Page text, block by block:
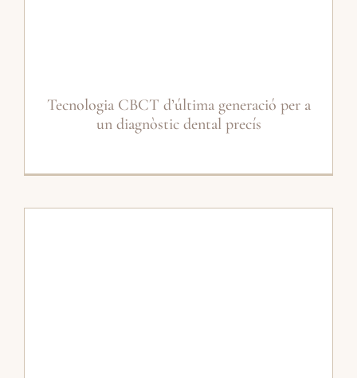
Tecnologia CBCT d’última generació per a
un diagnòstic dental precís